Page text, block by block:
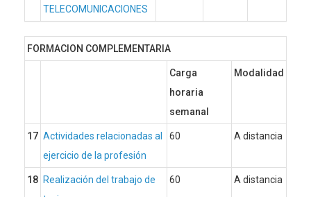
TELECOMUNICACIONES
FORMACION COMPLEMENTARIA
Carga
horaria
semanal
Modalidad
17 Actividades relacionadas al
ejercicio de la profesión
60 A distancia
18 Realización del trabajo de
60 A distancia